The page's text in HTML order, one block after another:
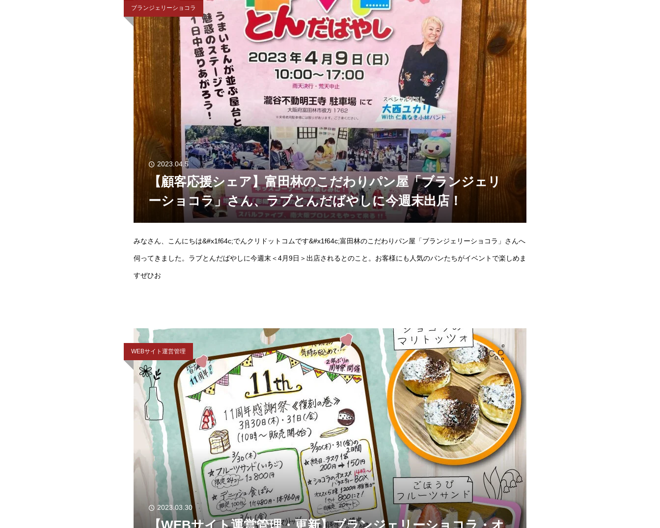
ブランジェリーショコラ
2023.04.5
【顧客応援シェア】富田林のこだわりパン屋「ブランジェリ
ーショコラ」さん、ラブとんだばやしに今週末出店！
みなさん、こんにちは&#x1f64c;でんクリドットコムです&#x1f64c;富田林のこだわりパン屋「ブランジェリーショコラ」さんへ
伺ってきました。ラブとんだばやしに今週末＜4月9日＞出店されるとのこと。お客様にも人気のパンたちがイベントで楽しめま
すぜひお
WEBサイト運営管理
2023.03.30
【WEBサイト運営管理・更新】ブランジェリーショコラ・オ